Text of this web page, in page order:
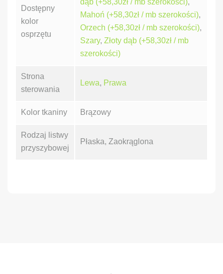
Dostępny
kolor
osprzętu
dąb (+58,30zł / mb szerokości),
Mahoń (+58,30zł / mb szerokości),
Orzech (+58,30zł / mb szerokości),
Szary, Złoty dąb (+58,30zł / mb
szerokości)
Strona
sterowania
Lewa, Prawa
Kolor tkaniny Brązowy
Rodzaj listwy
przyszybowej
Płaska, Zaokrąglona